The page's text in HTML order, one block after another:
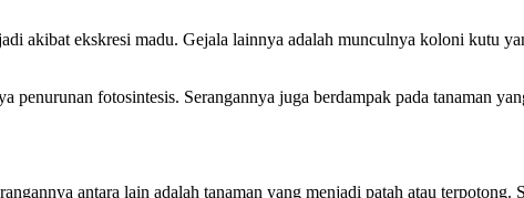
akibat ekskresi madu. Gejala lainnya adalah munculnya koloni kutu
penurunan fotosintesis. Serangannya juga berdampak pada tanaman
antara lain adalah tanaman yang menjadi patah atau terpotong.